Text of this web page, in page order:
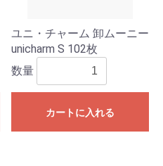
ユニ・チャーム 卸ムーニー
unicharm S 102枚
数量
カートに入れる